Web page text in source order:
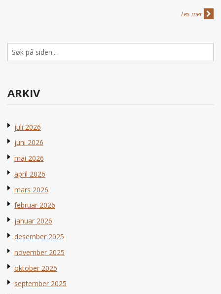
Les mer
etter:
ARKIV
juli 2026
juni 2026
mai 2026
april 2026
mars 2026
februar 2026
januar 2026
desember 2025
november 2025
oktober 2025
september 2025